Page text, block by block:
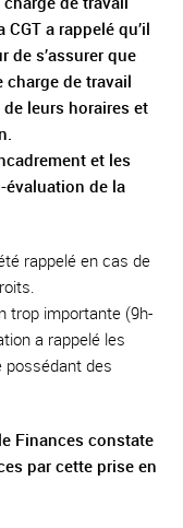
a rappelé qu’il
de s’assurer que
charge de travail
leurs horaires et
et les
évaluation de la
rappelé en cas de
trop importante (9h-
a rappelé les
possédant des
Finances constate
par cette prise en